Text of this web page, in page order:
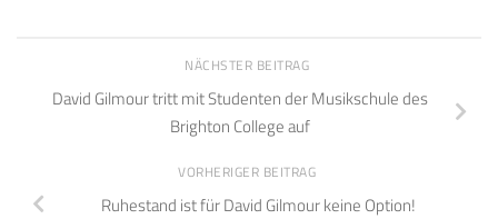
NÄCHSTER BEITRAG
David Gilmour tritt mit Studenten der Musikschule des
Brighton College auf
VORHERIGER BEITRAG
Ruhestand ist für David Gilmour keine Option!